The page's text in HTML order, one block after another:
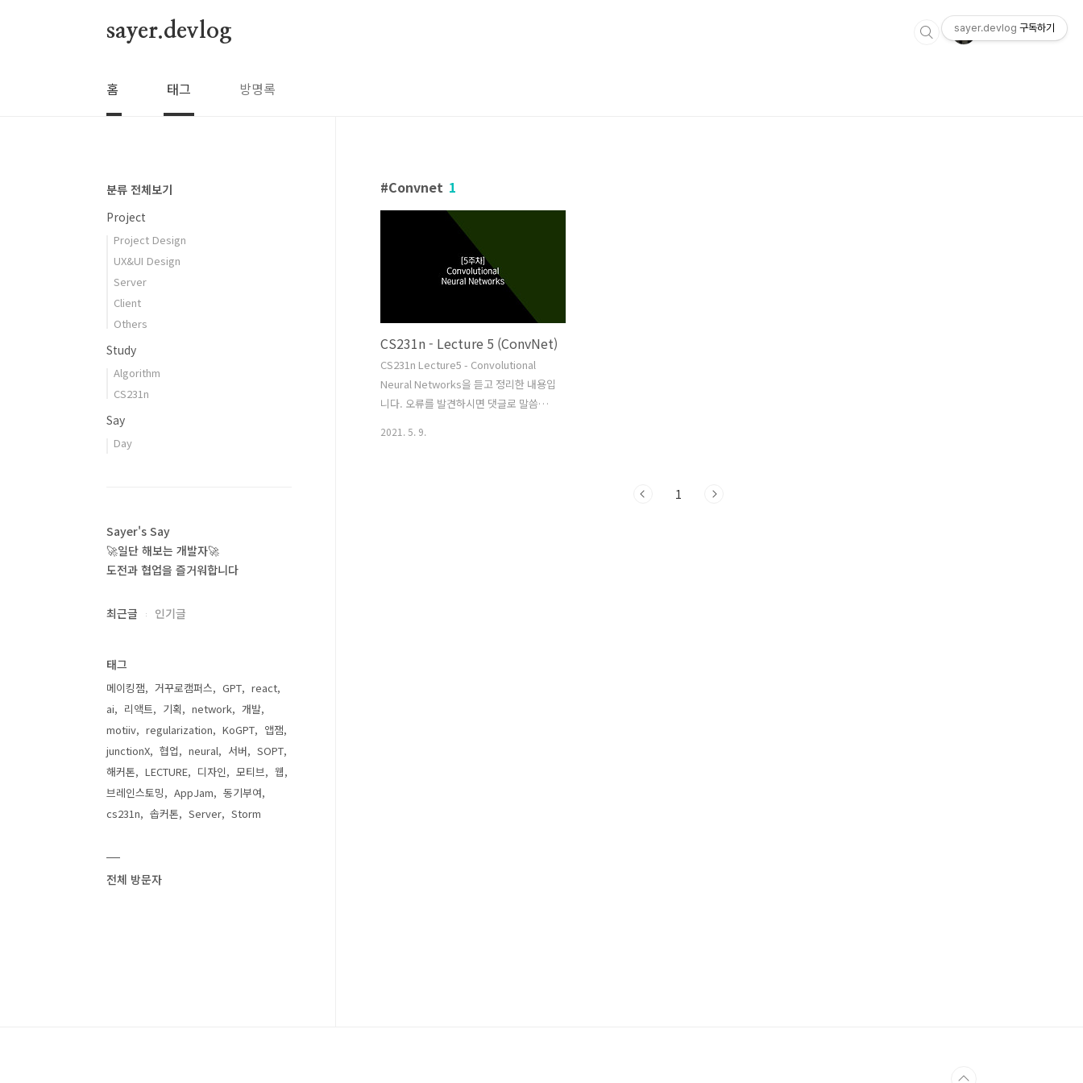
sayer.devlog
홈 태그 방명록
Convnet 1
CS231n - Lecture 5 (ConvNet)
CS231n Lecture5 - Convolutional
Neural Networks을 듣고 정리한 내용입
니다. 오류를 발견하시면 댓글로 말씀해
2021. 5. 9.
1
분류 전체보기
Project
Project Design
UX&UI Design
Server
Client
Others
Study
Algorithm
CS231n
Say
Day
Sayer's Say
🚀일단 해보는 개발자🚀
도전과 협업을 즐거워합니다
최근글 인기글
태그
메이킹잼 거꾸로캠퍼스 GPT
react
ai
리액트 기획 network
개발
motiiv
regularization KoGPT
앱잼
junctionX
협업 neural 서버
SOPT
해커톤
LECTURE 디자인 모티브
웹
브레인스토밍
AppJam
동기부여
cs231n
솝커톤 Server Storm
전체 방문자
sayer.devlog 구독하기